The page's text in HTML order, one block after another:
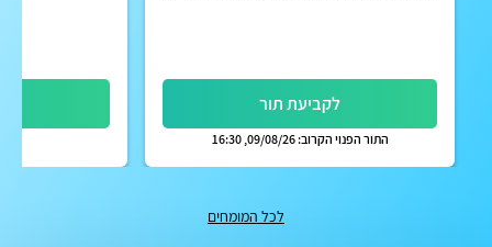
לקביעת תור
התור הפנוי הקרוב: 09/08/26, 16:30
לכל המומחים